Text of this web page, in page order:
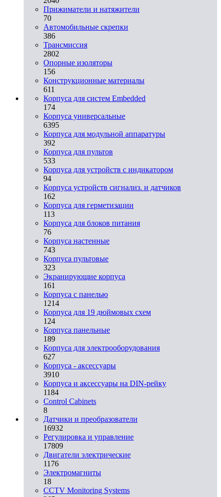
Прижиматели и натяжители
70
Автомобильные скрепки
386
Трансмиссия
2802
Опорные изоляторы
156
Конструкционные материалы
611
Корпуса для систем Embedded
174
Корпуса универсальные
6395
Корпуса для модульной аппаратуры
392
Корпуса для пультов
533
Корпуса для устройств с индикатором
94
Корпуса устройств сигнализ. и датчиков
162
Корпуса для герметизации
113
Корпуса для блоков питания
76
Корпуса настенные
743
Корпуса пультовые
323
Экранирующие корпуса
161
Корпуса с панелью
1214
Корпуса для 19 дюймовых схем
124
Корпуса панельные
189
Корпуса для электрооборудования
627
Корпуса - аксессуары
3910
Корпуса и аксессуары на DIN-рейку
1184
Control Cabinets
8
Датчики и преобразователи
16932
Регулировка и управление
17809
Двигатели электрические
1176
Электромагниты
18
CCTV Monitoring Systems